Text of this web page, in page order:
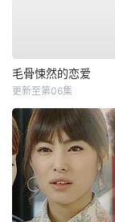
毛骨悚然的恋爱
更新至第06集